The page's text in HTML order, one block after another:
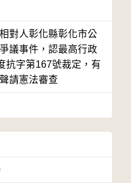
對人彰化縣彰化市公
議事件，認最高行政
抗字第167號裁定，有
請憲法審查